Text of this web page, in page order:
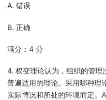
A. 错误
B. 正确
满分：4 分
4. 权变理论认为，组织的管
普遍适用的理论。采用哪种理
实际情况和所处的环境而定。A